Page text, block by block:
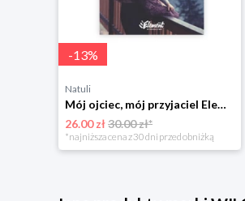
-13%
Natuli
Mój ojciec, mój przyjaciel Element
26.00 zł30.00 zł*
*najniższa cena z 30 dni przed obniżką